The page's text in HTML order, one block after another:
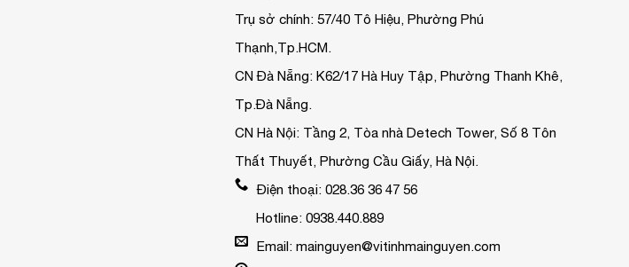
Trụ sở chính: 57/40 Tô Hiệu, Phường Phú
Thạnh,Tp.HCM.
CN Đà Nẵng: K62/17 Hà Huy Tập, Phường Thanh Khê,
Tp.Đà Nẵng.
CN Hà Nội: Tầng 2, Tòa nhà Detech Tower, Số 8 Tôn
Thất Thuyết, Phường Cầu Giấy, Hà Nội.
Điện thoại: 028.36 36 47 56
Hotline: 0938.440.889
Email: mainguyen@vitinhmainguyen.com